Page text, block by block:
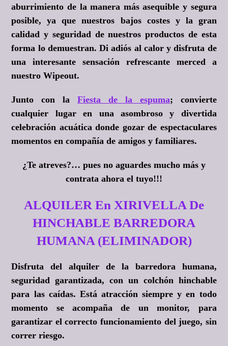
aburrimiento de la manera más asequible y segura
posible, ya que nuestros bajos costes y la gran
calidad y seguridad de nuestros productos de esta
forma lo demuestran. Di adiós al calor y disfruta de
una interesante sensación refrescante merced a
nuestro Wipeout.
Junto con laFiesta de la espuma; convierte
cualquier lugar en una asombroso y divertida
celebración acuática donde gozar de espectaculares
momentos en compañía de amigos y familiares.
¿Te atreves?… pues no aguardes mucho más y
contrata ahora el tuyo!!!
ALQUILER En XIRIVELLA De
HINCHABLE BARREDORA
HUMANA (ELIMINADOR)
Disfruta del alquiler de la barredora humana,
seguridad garantizada, con un colchón hinchable
para las caídas. Está atracción siempre y en todo
momento se acompaña de un monitor, para
garantizar el correcto funcionamiento del juego, sin
correr riesgo.